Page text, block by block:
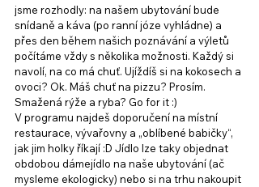
jsme rozhodly: na našem ubytování bude
snídaně a káva (po ranní józe vyhládne) a
přes den během našich poznávání a výletů
počítáme vždy s několika možnosti. Každý si
navolí, na co má chuť. Ujíždíš si na kokosech a
ovoci? Ok. Máš chuť na pizzu? Prosím.
Smažená rýže a ryba? Go for it :)
V programu najdeš doporučení na místní
restaurace, vývařovny a „oblíbené babičky“,
jak jim holky říkají :D Jídlo lze taky objednat
obdobou dámejídlo na naše ubytování (ač
mysleme ekologicky) nebo si na trhu nakoupit